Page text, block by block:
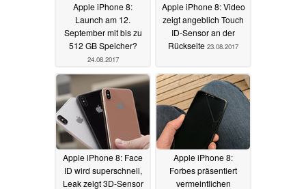
Apple iPhone 8:
Launch am 12.
September mit bis zu
512 GB Speicher?
24.08.2017
Apple iPhone 8: Video
zeigt angeblich Touch
ID-Sensor an der
Rückseite 23.08.2017
Apple iPhone 8: Face
ID wird superschnell,
Leak zeigt 3D-Sensor
Apple iPhone 8:
Forbes präsentiert
vermeintlichen